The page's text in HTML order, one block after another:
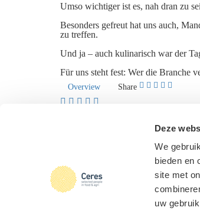
Deze
We
bieden en
site met
uw
Umso wichtiger ist es, nah dran zu
Besonders gefreut hat uns auch,
zu treffen.
Und ja – auch kulinarisch war der
Für uns steht fest: Wer die Branche
Overview Share
Ceres |Selected people infood & agri
Design & realisation
FIZZ | Digital
Agency